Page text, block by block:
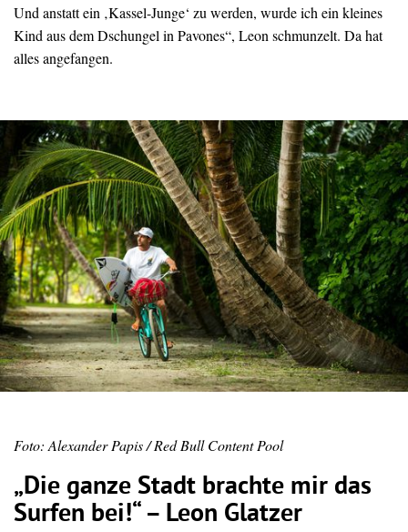
Und anstatt ein ‚Kassel-Junge‘ zu werden, wurde ich ein kleines
Kind aus dem Dschungel in Pavones“, Leon schmunzelt. Da hat
alles angefangen.
Foto: Alexander Papis / Red Bull Content Pool
„Die ganze Stadt brachte mir das
Surfen bei!“ – Leon Glatzer